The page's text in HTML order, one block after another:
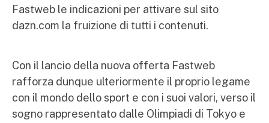
Fastweb le indicazioni per attivare sul sito
dazn.com la fruizione di tutti i contenuti.
Con il lancio della nuova offerta Fastweb
rafforza dunque ulteriormente il proprio legame
con il mondo dello sport e con i suoi valori, verso il
sogno rappresentato dalle Olimpiadi di Tokyo e